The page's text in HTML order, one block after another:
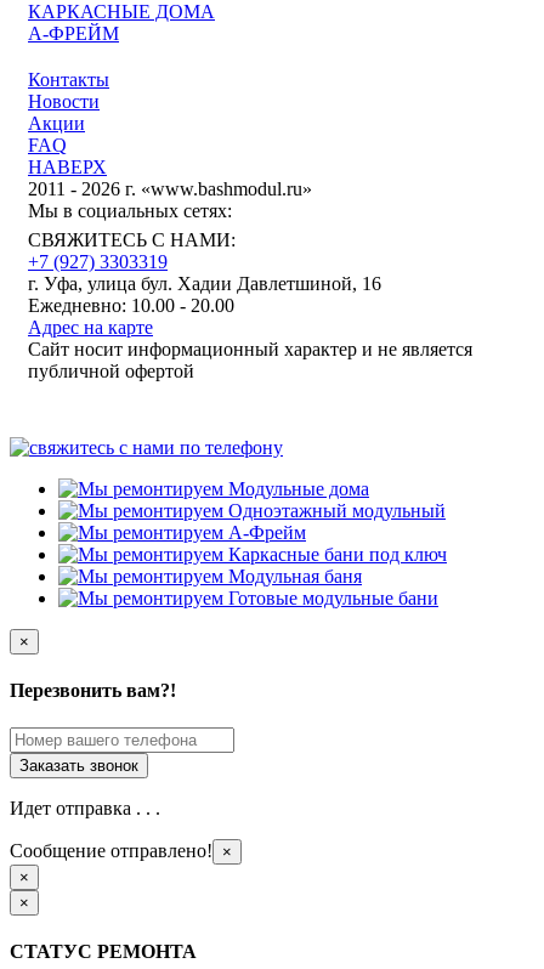
Контакты
Новости
Акции
FAQ
НАВЕРХ
2011 - 2026 г. «www.bashmodul.ru»
КАРКАСНЫЕ ДОМА
А-ФРЕЙМ
Мы в социальных сетях:
СВЯЖИТЕСЬ С НАМИ:
+7 (927) 3303319
г. Уфа, улица бул. Хадии Давлетшиной, 16
Ежедневно: 10.00 - 20.00
Адрес на карте
Сайт носит информационный характер и не является
публичной офертой
×
Перезвонить вам?!
Идет отправка . . .
Сообщение отправлено!
×
×
×
СТАТУС РЕМОНТА